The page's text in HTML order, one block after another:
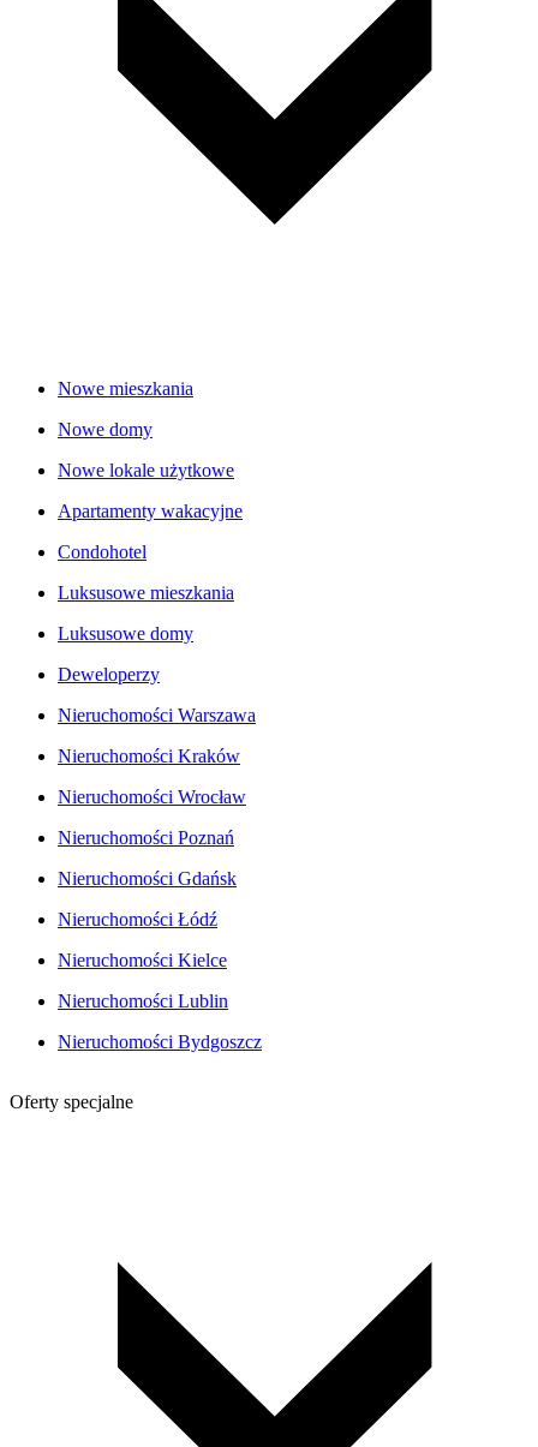
Nowe mieszkania
Nowe domy
Nowe lokale użytkowe
Apartamenty wakacyjne
Condohotel
Luksusowe mieszkania
Luksusowe domy
Deweloperzy
Nieruchomości Warszawa
Nieruchomości Kraków
Nieruchomości Wrocław
Nieruchomości Poznań
Nieruchomości Gdańsk
Nieruchomości Łódź
Nieruchomości Kielce
Nieruchomości Lublin
Nieruchomości Bydgoszcz
Oferty specjalne